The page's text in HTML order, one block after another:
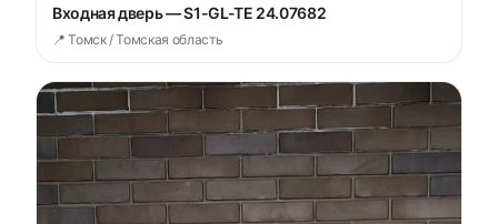
Входная дверь — S1-GL-TE 24.07682
📍 Томск / Томская область